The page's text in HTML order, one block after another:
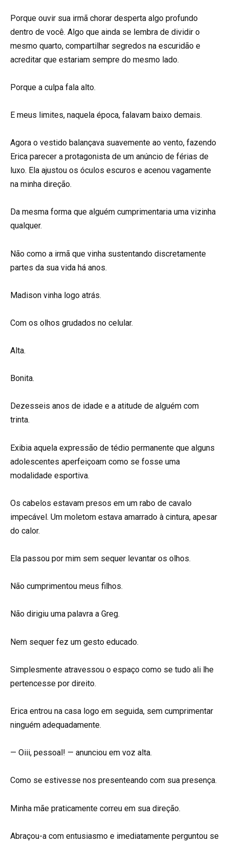
Porque ouvir sua irmã chorar desperta algo profundo
dentro de você. Algo que ainda se lembra de dividir o
mesmo quarto, compartilhar segredos na escuridão e
acreditar que estariam sempre do mesmo lado.
Porque a culpa fala alto.
E meus limites, naquela época, falavam baixo demais.
Agora o vestido balançava suavemente ao vento, fazendo
Erica parecer a protagonista de um anúncio de férias de
luxo. Ela ajustou os óculos escuros e acenou vagamente
na minha direção.
Da mesma forma que alguém cumprimentaria uma vizinha
qualquer.
Não como a irmã que vinha sustentando discretamente
partes da sua vida há anos.
Madison vinha logo atrás.
Com os olhos grudados no celular.
Alta.
Bonita.
Dezesseis anos de idade e a atitude de alguém com
trinta.
Exibia aquela expressão de tédio permanente que alguns
adolescentes aperfeiçoam como se fosse uma
modalidade esportiva.
Os cabelos estavam presos em um rabo de cavalo
impecável. Um moletom estava amarrado à cintura, apesar
do calor.
Ela passou por mim sem sequer levantar os olhos.
Não cumprimentou meus filhos.
Não dirigiu uma palavra a Greg.
Nem sequer fez um gesto educado.
Simplesmente atravessou o espaço como se tudo ali lhe
pertencesse por direito.
Erica entrou na casa logo em seguida, sem cumprimentar
ninguém adequadamente.
— Oiii, pessoal! — anunciou em voz alta.
Como se estivesse nos presenteando com sua presença.
Minha mãe praticamente correu em sua direção.
Abraçou-a com entusiasmo e imediatamente perguntou se